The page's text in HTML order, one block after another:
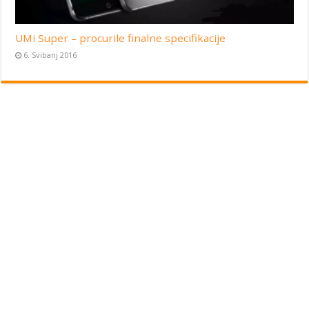
UMi Super – procurile finalne specifikacije
6. Svibanj 2016